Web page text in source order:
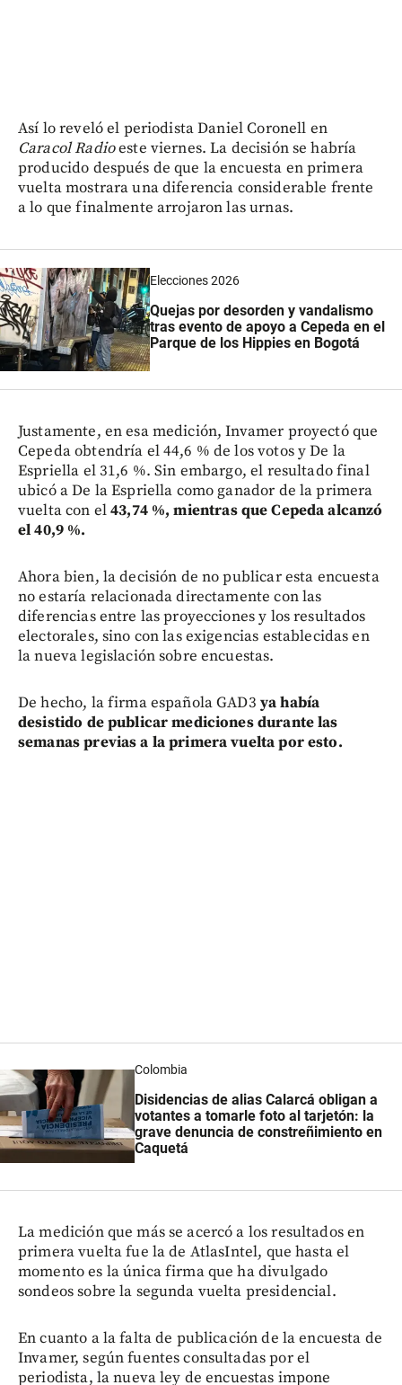
Así lo reveló el periodista Daniel Coronell en
Caracol Radioeste viernes. La decisión se habría
producido después de que la encuesta en primera
vuelta mostrara una diferencia considerable frente
a lo que finalmente arrojaron las urnas.
Elecciones 2026
Quejas por desorden y vandalismo
tras evento de apoyo a Cepeda en el
Parque de los Hippies en Bogotá
Justamente, en esa medición, Invamer proyectó que
Cepeda obtendría el 44,6 % de los votos y De la
Espriella el 31,6 %. Sin embargo, el resultado final
ubicó a De la Espriella como ganador de la primera
vuelta con el43,74 %, mientras que Cepeda alcanzó
el 40,9 %.
Ahora bien, la decisión de no publicar esta encuesta
no estaría relacionada directamente con las
diferencias entre las proyecciones y los resultados
electorales, sino con las exigencias establecidas en
la nueva legislación sobre encuestas.
De hecho, la firma española GAD3 ya había
desistido de publicar mediciones durante las
semanas previas a la primera vuelta por esto.
Colombia
Disidencias de alias Calarcá obligan a
votantes a tomarle foto al tarjetón: la
grave denuncia de constreñimiento en
Caquetá
La medición que más se acercó a los resultados en
primera vuelta fue la de AtlasIntel, que hasta el
momento es la única firma que ha divulgado
sondeos sobre la segunda vuelta presidencial.
En cuanto a la falta de publicación de la encuesta de
Invamer, según fuentes consultadas por el
periodista, la nueva ley de encuestas impone